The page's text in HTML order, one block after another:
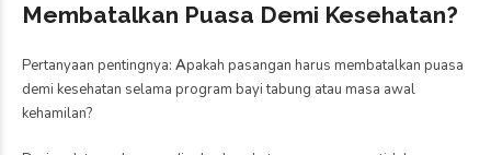
Membatalkan Puasa Demi Kesehatan?
Pertanyaan pentingnya: Apakah pasangan harus membatalkan puasa
demi kesehatan selama program bayi tabung atau masa awal
kehamilan?